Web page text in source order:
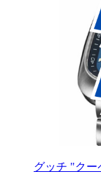
グッチ "クー